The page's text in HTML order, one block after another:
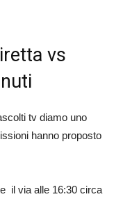
vs
tv diamo uno
hanno proposto
il via alle 16:30 circa